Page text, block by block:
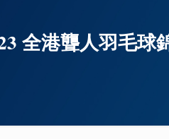
全港聾人羽毛